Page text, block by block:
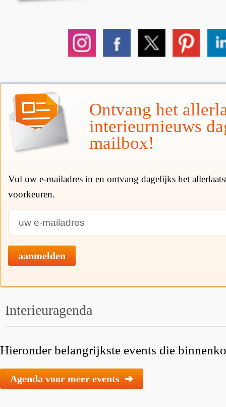
Ontvang het
interieurnieuws
mailbox!
Vul uw e-mailadres in en ontvang dagelijks het
voorkeuren.
aanmelden
Interieuragenda
Hieronder belangrijkste events die
Agenda voor meer events ➔